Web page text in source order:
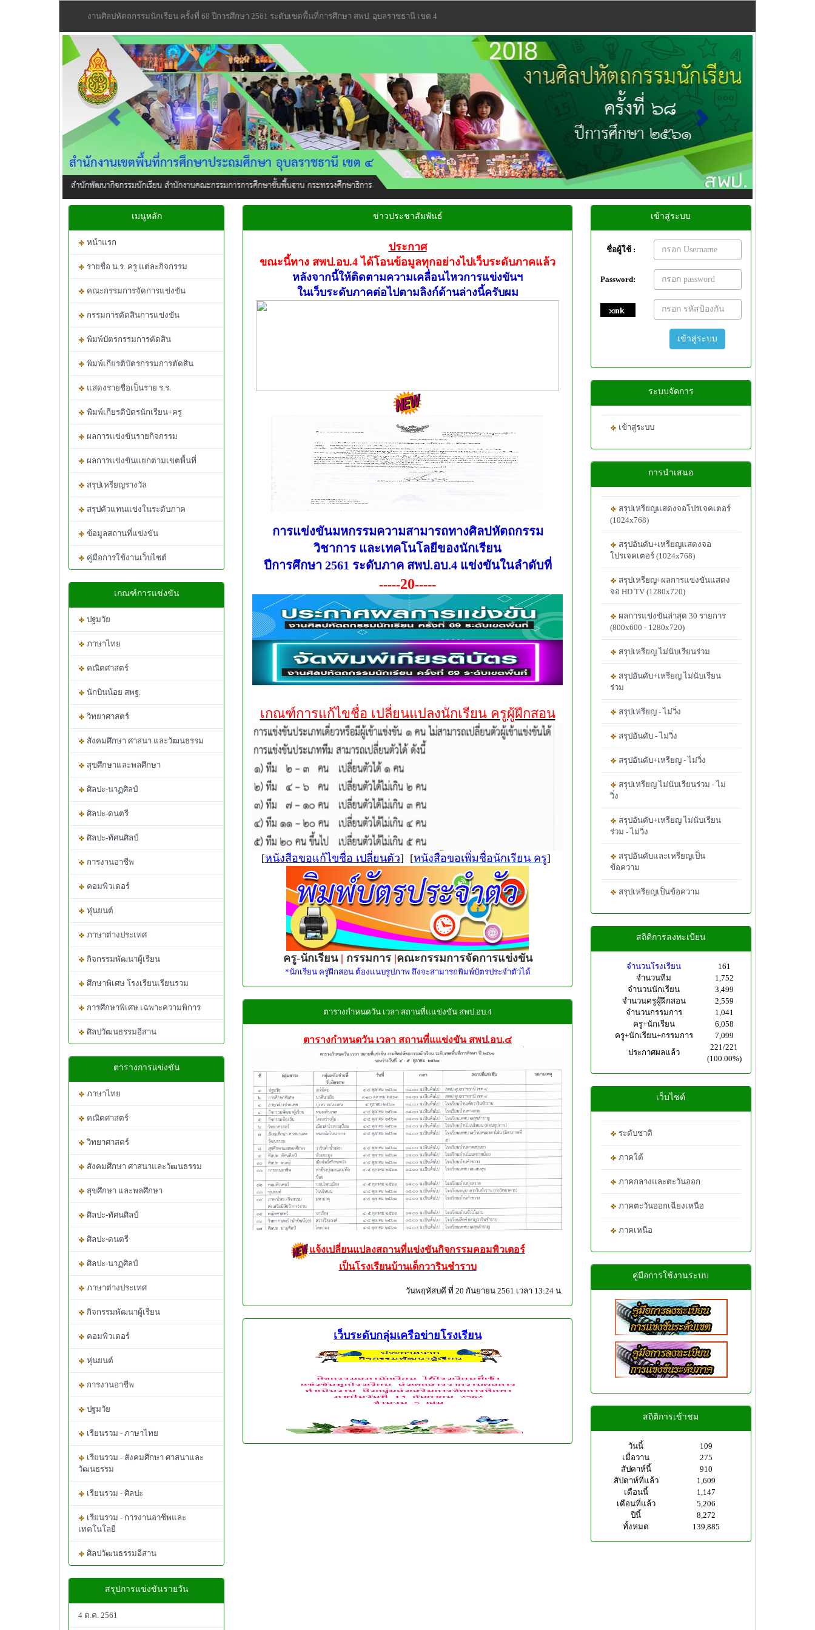
งานศิลปหัตถกรรมนักเรียน ครั้งที่ 68 ปีการศึกษา 2561 ระดับเขตพื้นที่การศึกษา สพป. อุบลราชธานี เขต 4
Previous Next
เมนูหลัก
หน้าแรก
รายชื่อ น.ร. ครู แต่ละกิจกรรม
คณะกรรมการจัดการแข่งขัน
กรรมการตัดสินการแข่งขัน
พิมพ์บัตรกรรมการตัดสิน
พิมพ์เกียรติบัตรกรรมการตัดสิน
แสดงรายชื่อเป็นราย ร.ร.
พิมพ์เกียรติบัตรนักเรียน+ครู
ผลการแข่งขันรายกิจกรรม
ผลการแข่งขันแยกตามเขตพื้นที่
สรุปเหรียญรางวัล
สรุปตัวแทนแข่งในระดับภาค
ข้อมูลสถานที่แข่งขัน
คู่มือการใช้งานเว็บไซต์
เกณฑ์การแข่งขัน
ปฐมวัย
ภาษาไทย
คณิตศาสตร์
นักบินน้อย สพฐ.
วิทยาศาสตร์
สังคมศึกษา ศาสนา และวัฒนธรรม
สุขศึกษาและพลศึกษา
ศิลปะ-นาฏศิลป์
ศิลปะ-ดนตรี
ศิลปะ-ทัศนศิลป์
การงานอาชีพ
คอมพิวเตอร์
หุ่นยนต์
ภาษาต่างประเทศ
กิจกรรมพัฒนาผู้เรียน
ศึกษาพิเศษ โรงเรียนเรียนรวม
การศึกษาพิเศษ เฉพาะความพิการ
ศิลปวัฒนธรรมอีสาน
ตารางการแข่งขัน
ภาษาไทย
คณิตศาสตร์
วิทยาศาสตร์
สังคมศึกษา ศาสนาและวัฒนธรรม
สุขศึกษา และพลศึกษา
ศิลปะ-ทัศนศิลป์
ศิลปะ-ดนตรี
ศิลปะ-นาฏศิลป์
ภาษาต่างประเทศ
กิจกรรมพัฒนาผู้เรียน
คอมพิวเตอร์
หุ่นยนต์
การงานอาชีพ
ปฐมวัย
เรียนรวม - ภาษาไทย
เรียนรวม - สังคมศึกษา ศาสนาและ
วัฒนธรรม
เรียนรวม - ศิลปะ
เรียนรวม - การงานอาชีพและ
เทคโนโลยี
ศิลปวัฒนธรรมอีสาน
สรุปการแข่งขันรายวัน
4 ต.ค. 2561
ข่าวประชาสัมพันธ์
ประกาศ
ขณะนี้ทาง สพป.อบ.4 ได้โอนข้อมูลทุกอย่างไปเว็บระดับภาคแล้ว
หลังจากนี้ให้ติดตามความเคลื่อนไหวการแข่งขันฯ
ในเว็บระดับภาคต่อไปตามลิงก์ด้านล่างนี้ครับผม
การแข่งขันมหกรรมความสามารถทางศิลปหัตถกรรม
วิชาการ และเทคโนโลยีของนักเรียน
ปีการศึกษา 2561 ระดับภาค สพป.อบ.4 แข่งขันในลำดับที่
-----20-----
เกณฑ์การแก้ไขชื่อ เปลี่ยนแปลงนักเรียน ครูผู้ฝึกสอน
[หนังสือขอแก้ไขชื่อ เปลี่ยนตัว] [หนังสือขอเพิ่มชื่อนักเรียน ครู]
ครู-นักเรียน | กรรมการ |คณะกรรมการจัดการแข่งขัน
*นักเรียน ครูฝึกสอน ต้องแนบรูปภาพ ถึงจะสามารถพิมพ์บัตรประจำตัวได้
ตารางกำหนดวัน เวลา สถานที่แแข่งขัน สพป.อบ.4
ตารางกำหนดวัน เวลา สถานที่แแข่งขัน สพป.อบ.๔
แจ้งเปลี่ยนแปลงสถานที่แข่งขันกิจกรรมคอมพิวเตอร์
เป็นโรงเรียนบ้านเด็กวารินชำราบ
วันพฤหัสบดี ที่ 20 กันยายน 2561 เวลา 13:24 น.
เว็บระดับกลุ่มเครือข่ายโรงเรียน
เข้าสู่ระบบ
ชื่อผู้ใช้ :
Password:
เข้าสู่ระบบ
ระบบจัดการ
เข้าสู่ระบบ
การนำเสนอ
สรุปเหรียญแสดงจอโปรเจคเตอร์
(1024x768)
สรุปอันดับ+เหรียญแสดงจอ
โปรเจคเตอร์ (1024x768)
สรุปเหรียญ+ผลการแข่งขันแสดง
จอ HD TV (1280x720)
ผลการแข่งขันล่าสุด 30 รายการ
(800x600 - 1280x720)
สรุปเหรียญ ไม่นับเรียนร่วม
สรุปอันดับ+เหรียญ ไม่นับเรียน
ร่วม
สรุปเหรียญ - ไม่วิ่ง
สรุปอันดับ - ไม่วิ่ง
สรุปอันดับ+เหรียญ - ไม่วิ่ง
สรุปเหรียญ ไม่นับเรียนร่วม - ไม่
วิ่ง
สรุปอันดับ+เหรียญ ไม่นับเรียน
ร่วม - ไม่วิ่ง
สรุปอันดับและเหรียญเป็น
ข้อความ
สรุปเหรียญเป็นข้อความ
สถิติการลงทะเบียน
จำนวนโรงเรียน
161
จำนวนทีม
1,752
จำนวนนักเรียน
3,499
จำนวนครูผู้ฝึกสอน
2,559
จำนวนกรรมการ
1,041
ครู+นักเรียน
6,058
ครู+นักเรียน+กรรมการ
7,099
ประกาศผลแล้ว
221/221
(100.00%)
เว็บไซต์
ระดับชาติ
ภาคใต้
ภาคกลางและตะวันออก
ภาคตะวันออกเฉียงเหนือ
ภาคเหนือ
คู่มือการใช้งานระบบ
สถิติการเข้าชม
วันนี้
109
เมื่อวาน
275
สัปดาห์นี้
910
สัปดาห์ที่แล้ว
1,609
เดือนนี้
1,147
เดือนที่แล้ว
5,206
ปีนี้
8,272
ทั้งหมด
139,885